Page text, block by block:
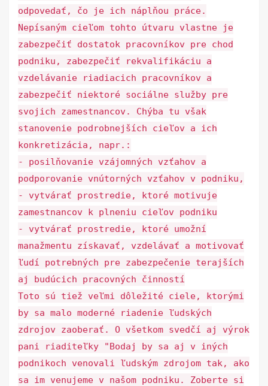
odpovedať, čo je ich náplňou práce.
Nepísaným cieľom tohto útvaru vlastne je
zabezpečiť dostatok pracovníkov pre chod
podniku, zabezpečiť rekvalifikáciu a
vzdelávanie riadiacich pracovníkov a
zabezpečiť niektoré sociálne služby pre
svojich zamestnancov. Chýba tu však
stanovenie podrobnejších cieľov a ich
konkretizácia, napr.:
- posilňovanie vzájomných vzťahov a
podporovanie vnútorných vzťahov v podniku,
- vytvárať prostredie, ktoré motivuje
zamestnancov k plneniu cieľov podniku
- vytvárať prostredie, ktoré umožní
manažmentu získavať, vzdelávať a motivovať
ľudí potrebných pre zabezpečenie terajších
aj budúcich pracovných činností
Toto sú tiež veľmi dôležité ciele, ktorými
by sa malo moderné riadenie ľudských
zdrojov zaoberať. O všetkom svedčí aj výrok
pani riaditeľky "Bodaj by sa aj v iných
podnikoch venovali ľudským zdrojom tak, ako
sa im venujeme v našom podniku. Zoberte si